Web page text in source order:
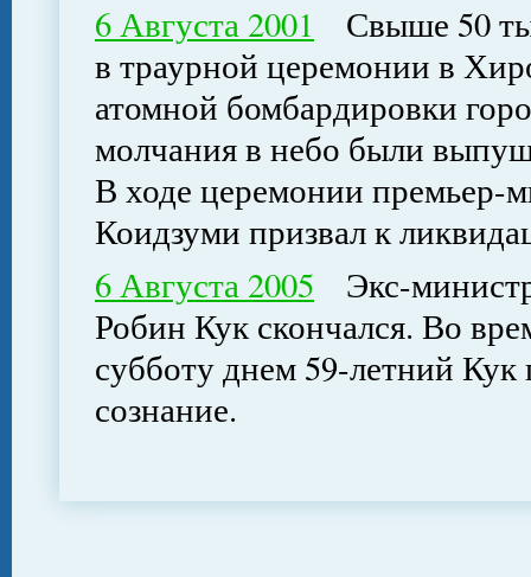
6 Августа 2001 Свыше 50
в траурной церемонии в
атомной бомбардировки
молчания в небо были
В ходе церемонии
Коидзуми призвал к
6 Августа 2005 Экс-
Робин Кук скончался. Во
субботу днем 59-летний Кук
сознание.